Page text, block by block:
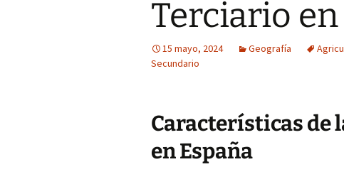
Terciario
15 mayo, 2024 Geografía
Secundario
Características de
en España